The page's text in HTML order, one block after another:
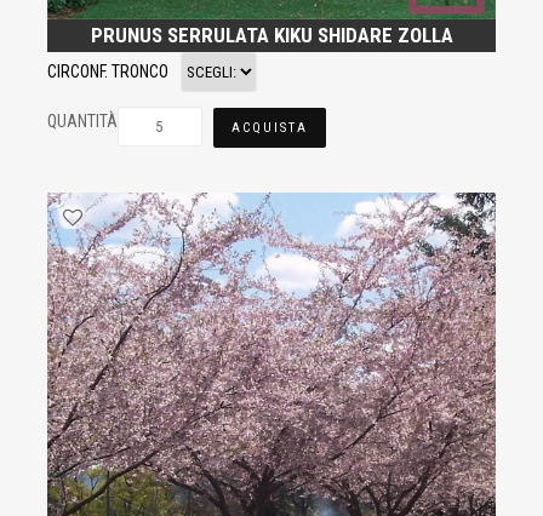
PRUNUS SERRULATA KIKU SHIDARE ZOLLA
CIRCONF. TRONCO
QUANTITÀ ACQUISTA